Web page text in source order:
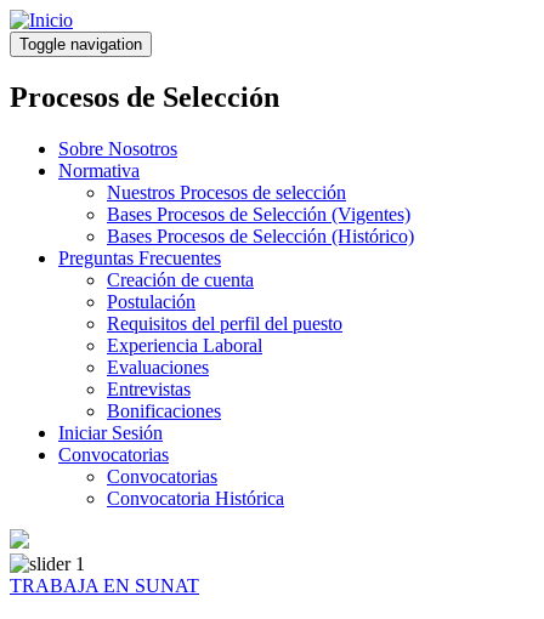
Pasar
al
contenido
principal
Toggle navigation
Procesos de Selección
Sobre Nosotros
Normativa
Nuestros Procesos de selección
Bases Procesos de Selección (Vigentes)
Bases Procesos de Selección (Histórico)
Preguntas Frecuentes
Creación de cuenta
Postulación
Requisitos del perfil del puesto
Experiencia Laboral
Evaluaciones
Entrevistas
Bonificaciones
Iniciar Sesión
Convocatorias
Convocatorias
Convocatoria Histórica
TRABAJA EN SUNAT